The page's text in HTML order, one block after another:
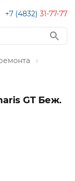
+7 (4832) 31-77-77
GT Беж.